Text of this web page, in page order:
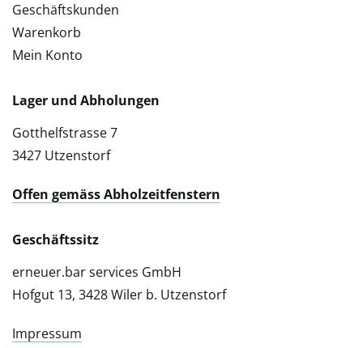
Geschäftskunden
Warenkorb
Mein Konto
Lager und Abholungen
Gotthelfstrasse 7
3427 Utzenstorf
Offen gemäss Abholzeitfenstern
Geschäftssitz
erneuer.bar services GmbH
Hofgut 13, 3428 Wiler b. Utzenstorf
Impressum